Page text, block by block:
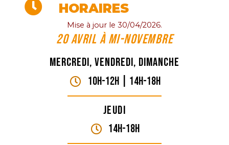
HORAIRES
Mise à jour le 30/04/2026.
20 Avril à mi-novembre
Mercredi, vendredi, dimanche
10H-12H | 14H-18h
Jeudi
14H-18h